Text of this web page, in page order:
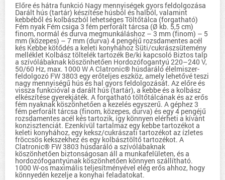
Előre és hátra funkció Nagy mennyiségek gyors feldolgozása
Darált hús (tartár) készítése húsból és halból, valamint
kebbéből és kolbászból lehetséges Töltőtálca (forgatható)
Fém nyak Fém csiga 3 fém perforált tárcsa (Ø kb. 5,5 cm)
finom, normál és durva megmunkáláshoz – 3 mm (finom) – 5
mm (közepes) – 7 mm (durva) 4 pengéjű rozsdamentes acél
kés Kebbe kötődés a keleti konyhához Süti/cukrászsütemény
melléklet Kolbász töltelék tartozék Be/ki kapcsoló Biztos talp
a szívólábaknak köszönhetően Hordozófogantyú 220–240 V,
50/60 Hz, max. 1000 W A Clatronic® húsdaráló élelmiszer-
feldolgozó FW 3803 egy erőteljes eszköz, amely lehetővé teszi
nagy mennyiségű hús és hal gyors feldolgozását. Az előre és
vissza funkcióval a darált hús (tartár), a kebbe és a kolbász
elkészítése gyerekjáték. A forgatható töltőtálcának és az erős
fém nyaknak köszönhetően a kezelés egyszerű. A géphez 3
fém perforált tárcsa (finom, közepes, durva) és egy 4 pengéjű
rozsdamentes acél kés tartozik, így könnyen elérheti a kívánt
konzisztenciát. Ezenkívül tartalmaz egy kebbe tartozékot a
keleti konyhához, egy keksz/cukrászati tartozékot az ízletes
fröccsös kekszekhez és egy kolbásztöltő tartozékot. A
Clatronic® FW 3803 húsdaráló a szívólábaknak
köszönhetően biztonságosan áll a munkafelületen, és a
hordozófogantyúnak köszönhetően könnyen szállítható.
1000 W-os maximális teljesítményével elég erős ahhoz, hogy
könnyedén kezelje a konyhai feladatokat.